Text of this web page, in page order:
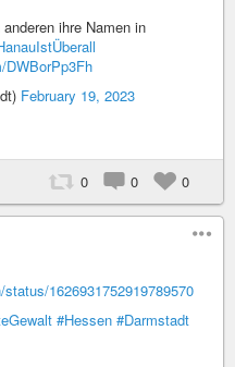
ihre Namen in
February 19, 2023
0 0 0
1626931752919789570
#Hessen #Darmstadt